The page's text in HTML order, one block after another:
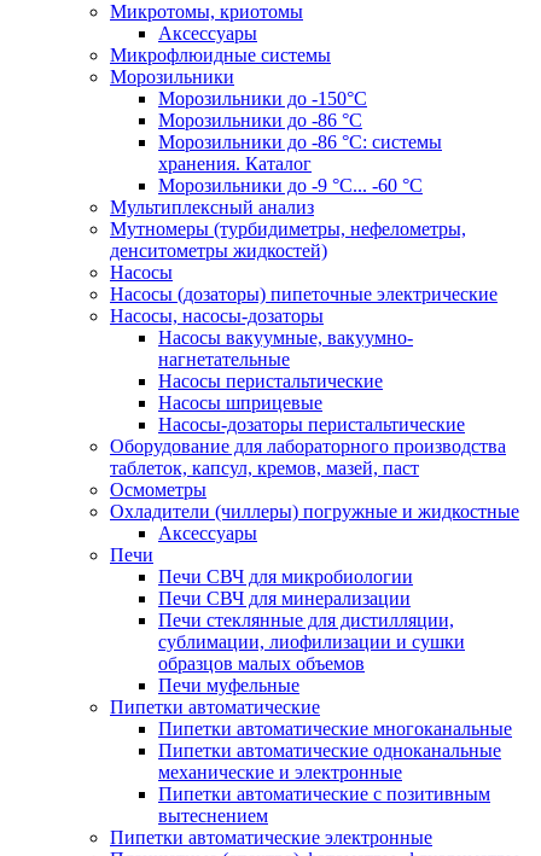
Микротомы, криотомы
Аксессуары
Микрофлюидные системы
Морозильники
Морозильники до -150°С
Морозильники до -86 °C
Морозильники до -86 °C: системы
хранения. Каталог
Морозильники до -9 °C... -60 °C
Мультиплексный анализ
Мутномеры (турбидиметры, нефелометры,
денситометры жидкостей)
Насосы
Насосы (дозаторы) пипеточные электрические
Насосы, насосы-дозаторы
Насосы вакуумные, вакуумно-
нагнетательные
Насосы перистальтические
Насосы шприцевые
Насосы-дозаторы перистальтические
Оборудование для лабораторного производства
таблеток, капсул, кремов, мазей, паст
Осмометры
Охладители (чиллеры) погружные и жидкостные
Аксессуары
Печи
Печи СВЧ для микробиологии
Печи СВЧ для минерализации
Печи стеклянные для дистилляции,
сублимации, лиофилизации и сушки
образцов малых объемов
Печи муфельные
Пипетки автоматические
Пипетки автоматические многоканальные
Пипетки автоматические одноканальные
механические и электронные
Пипетки автоматические с позитивным
вытеснением
Пипетки автоматические электронные